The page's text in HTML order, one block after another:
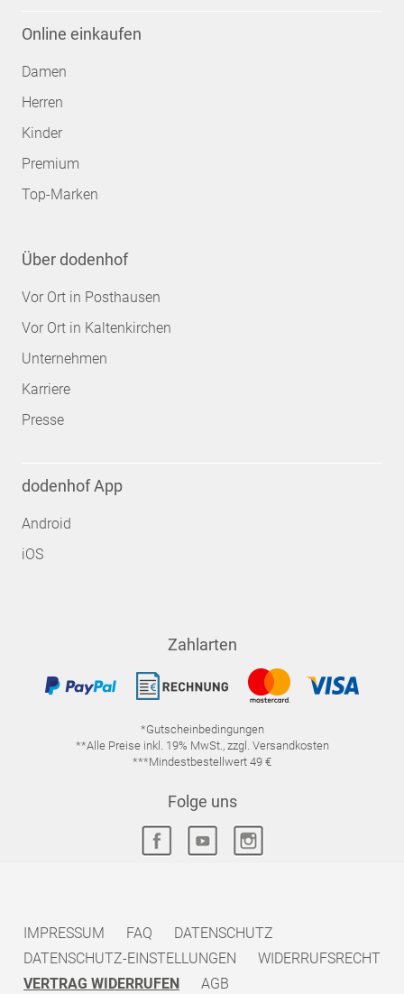
Online einkaufen
Damen
Herren
Kinder
Premium
Top-Marken
Über dodenhof
Vor Ort in Posthausen
Vor Ort in Kaltenkirchen
Unternehmen
Karriere
Presse
dodenhof App
Android
iOS
Zahlarten
*Gutscheinbedingungen
**Alle Preise inkl. 19% MwSt., zzgl. Versandkosten
***Mindestbestellwert 49 €
Folge uns
IMPRESSUM FAQ
DATENSCHUTZ
DATENSCHUTZ-EINSTELLUNGEN
WIDERRUFSRECHT
VERTRAG WIDERRUFEN
AGB